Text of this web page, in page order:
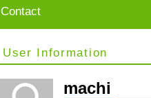
Contact
User Information
machi